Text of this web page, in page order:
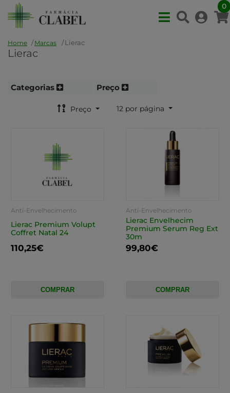
0
Home Marcas Lierac
Lierac
Categorias Preço
Preço 12 por página
Anti-Envelhecimento
Lierac Premium Volupt
Coffret Natal 24
110,25€
COMPRAR
Anti-Envelhecimento
Lierac Envelhecim
Premium Serum Reg Ext
30m
99,80€
COMPRAR